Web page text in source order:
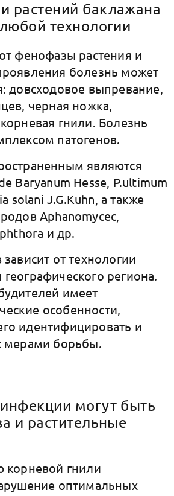
растений баклажана
технологии
фенофазы растения и
болезнь может
довсходовое выпревание,
черная ножка,
гнили. Болезнь
патогенов.
являются
Baryanum Hesse, P.ultimum
solani J.G.Kuhn, а также
Aphanomycec,
и др.
от технологии
региона.
имеет
особенности,
идентифицировать и
мерами борьбы.
могут быть
и растительные
корневой гнили
оптимальных